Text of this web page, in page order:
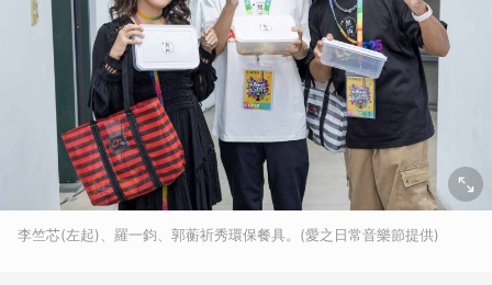
李竺芯(左起)、羅一鈞、郭蘅祈秀環保餐具。(愛之日常音樂節提供)